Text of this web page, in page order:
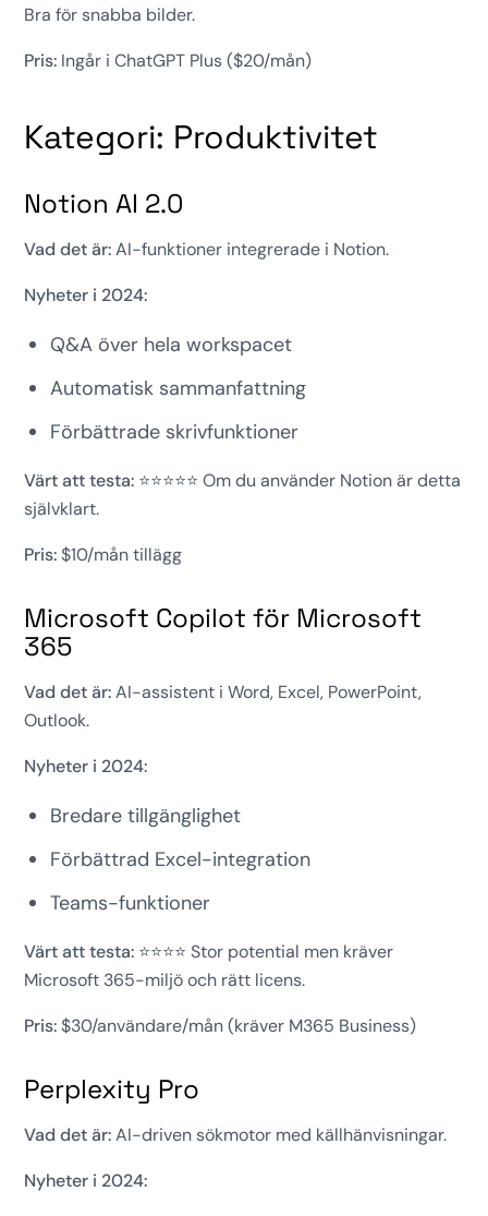
Bra för snabba bilder.
Pris: Ingår i ChatGPT Plus ($20/mån)
Kategori: Produktivitet
Notion AI 2.0
Vad det är:AI-funktioner integrerade i Notion.
Nyheter i 2024:
Q&A över hela workspacet
Automatisk sammanfattning
Förbättrade skrivfunktioner
Värt att testa: ⭐⭐⭐⭐⭐ Om du använder Notion är detta
självklart.
Pris:$10/mån tillägg
Microsoft Copilot för Microsoft
365
Vad det är:AI-assistent i Word, Excel, PowerPoint,
Outlook.
Nyheter i 2024:
Bredare tillgänglighet
Förbättrad Excel-integration
Teams-funktioner
Värt att testa: ⭐⭐⭐⭐ Stor potential men kräver
Microsoft 365-miljö och rätt licens.
Pris:$30/användare/mån (kräver M365 Business)
Perplexity Pro
Vad det är:AI-driven sökmotor med källhänvisningar.
Nyheter i 2024: